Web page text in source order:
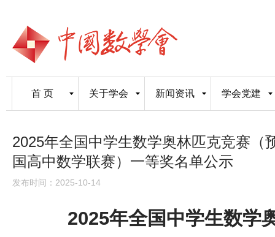
首 页 关于学会 新闻资讯 学会党建
2025年全国中学生数学奥林匹克竞赛（
国高中数学联赛）一等奖名单公示
发布时间：2025-10-14
2025年全国中学生数学